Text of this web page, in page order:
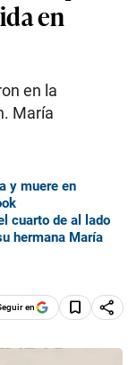
en
en la
María
y muere en
cuarto de al lado
hermana María
en